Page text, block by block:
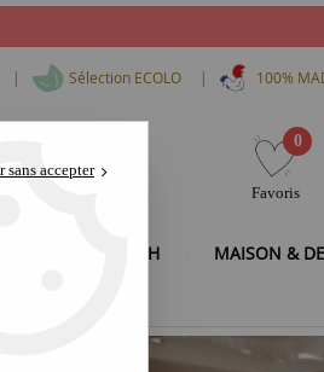
| Sélection ECOLO | 100%
0
Favoris
MODE & HIGH TECH MAISON &
sans accepter